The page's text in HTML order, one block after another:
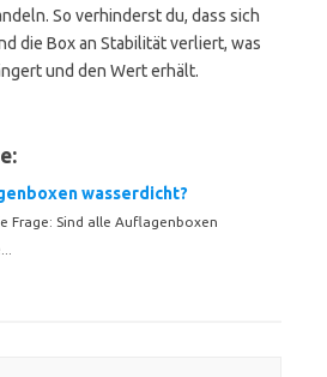
So verhinderst du, dass sich
die Box an Stabilität verliert, was
und den Wert erhält.
wasserdicht?
Frage: Sind alle Auflagenboxen